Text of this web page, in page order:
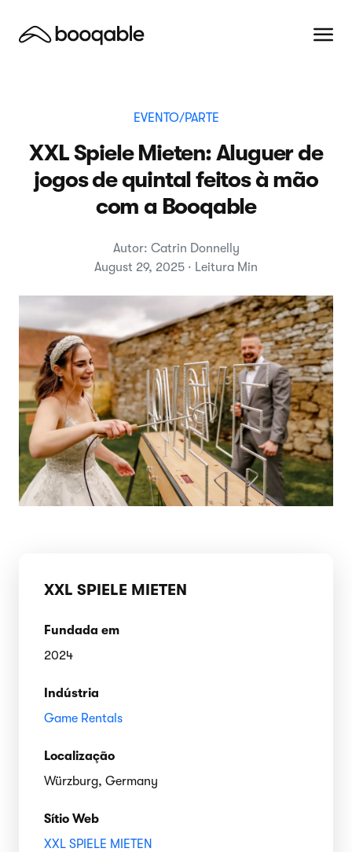
EVENTO/PARTE
XXL Spiele Mieten: Aluguer de
jogos de quintal feitos à mão
com a Booqable
Autor: Catrin Donnelly
August 29, 2025 · Leitura Min
XXL SPIELE MIETEN
Fundada em
2024
Indústria
Game Rentals
Localização
Würzburg, Germany
Sítio Web
XXL SPIELE MIETEN